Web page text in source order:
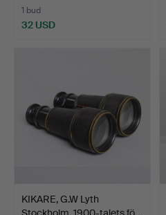
1 bud
32 USD
KIKARE, G.W Lyth